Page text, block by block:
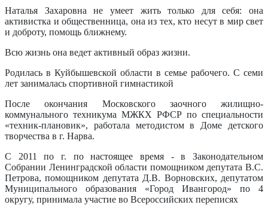
Наталья Захаровна не умеет жить только для себя: она
активистка и общественница, она из тех, кто несут в мир свет
и доброту, помощь ближнему.
Всю жизнь она ведет активный образ жизни.
Родилась в Куйбышевской области в семье рабочего. С семи
лет занималась спортивной гимнастикой
После окончания Московского заочного жилищно-
коммунального техникума МЖКХ РФСР по специальности
«техник-плановик», работала методистом в Доме детского
творчества в г. Нарва.
С 2011 по г. по настоящее время - в Законодательном
Собрании Ленинградской области помощником депутата В.С.
Петрова, помощником депутата Д.В. Ворновских, депутатом
Муниципального образования «Город Ивангород» по 4
округу, принимала участие во Всероссийских переписях